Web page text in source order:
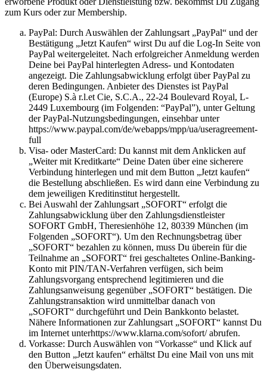
zum Kurs oder zur Membership.
PayPal: Durch Auswählen der Zahlungsart „PayPal“ und der
Bestätigung „Jetzt Kaufen“ wirst Du auf die Log-In Seite von
PayPal weitergeleitet. Nach erfolgreicher Anmeldung werden
Deine bei PayPal hinterlegten Adress- und Kontodaten
angezeigt. Die Zahlungsabwicklung erfolgt über PayPal zu
deren Bedingungen. Anbieter des Dienstes ist PayPal
(Europe) S.à r.l.et Cie, S.C.A., 22-24 Boulevard Royal, L-
2449 Luxembourg (im Folgenden: “PayPal”), unter Geltung
der PayPal-Nutzungsbedingungen, einsehbar unter
https://www.paypal.com/de/webapps/mpp/ua/useragreement-
full
Visa- oder MasterCard: Du kannst mit dem Anklicken auf
„Weiter mit Kreditkarte“ Deine Daten über eine sicherere
Verbindung hinterlegen und mit dem Button „Jetzt kaufen“
die Bestellung abschließen. Es wird dann eine Verbindung zu
dem jeweiligen Kreditinstitut hergestellt.
Bei Auswahl der Zahlungsart „SOFORT“ erfolgt die
Zahlungsabwicklung über den Zahlungsdienstleister
SOFORT GmbH, Theresienhöhe 12, 80339 München (im
Folgenden „SOFORT“). Um den Rechnungsbetrag über
„SOFORT“ bezahlen zu können, muss Du überein für die
Teilnahme an „SOFORT“ frei geschaltetes Online-Banking-
Konto mit PIN/TAN-Verfahren verfügen, sich beim
Zahlungsvorgang entsprechend legitimieren und die
Zahlungsanweisung gegenüber „SOFORT“ bestätigen. Die
Zahlungstransaktion wird unmittelbar danach von
„SOFORT“ durchgeführt und Dein Bankkonto belastet.
Nähere Informationen zur Zahlungsart „SOFORT“ kannst Du
im Internet unterhttps://www.klarna.com/sofort/ abrufen.
Vorkasse: Durch Auswählen von “Vorkasse“ und Klick auf
den Button „Jetzt kaufen“ erhältst Du eine Mail von uns mit
den Überweisungsdaten.